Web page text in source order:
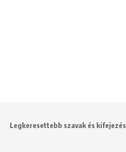
Legkeresettebb szavak és